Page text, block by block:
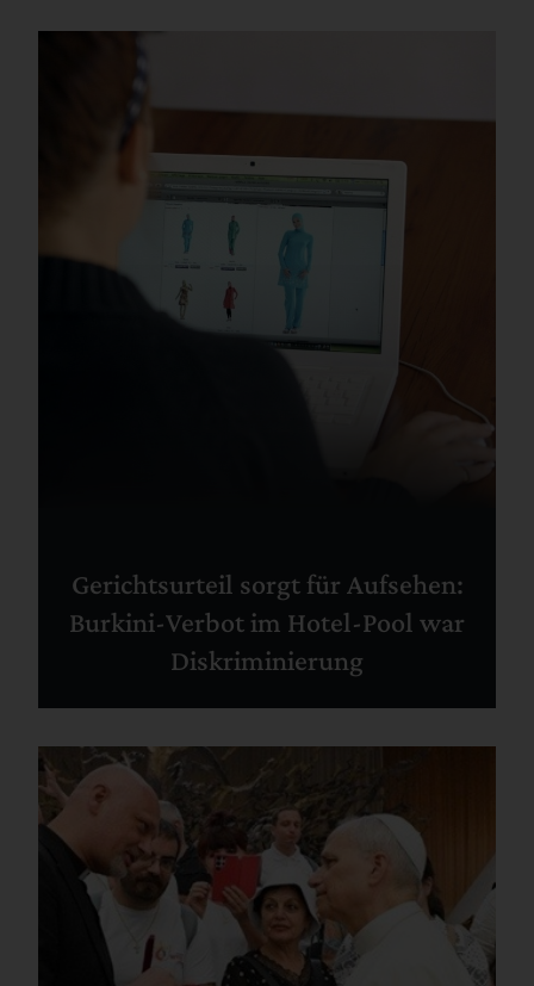
Gerichtsurteil sorgt für Aufsehen:
Burkini-Verbot im Hotel-Pool war
Diskriminierung